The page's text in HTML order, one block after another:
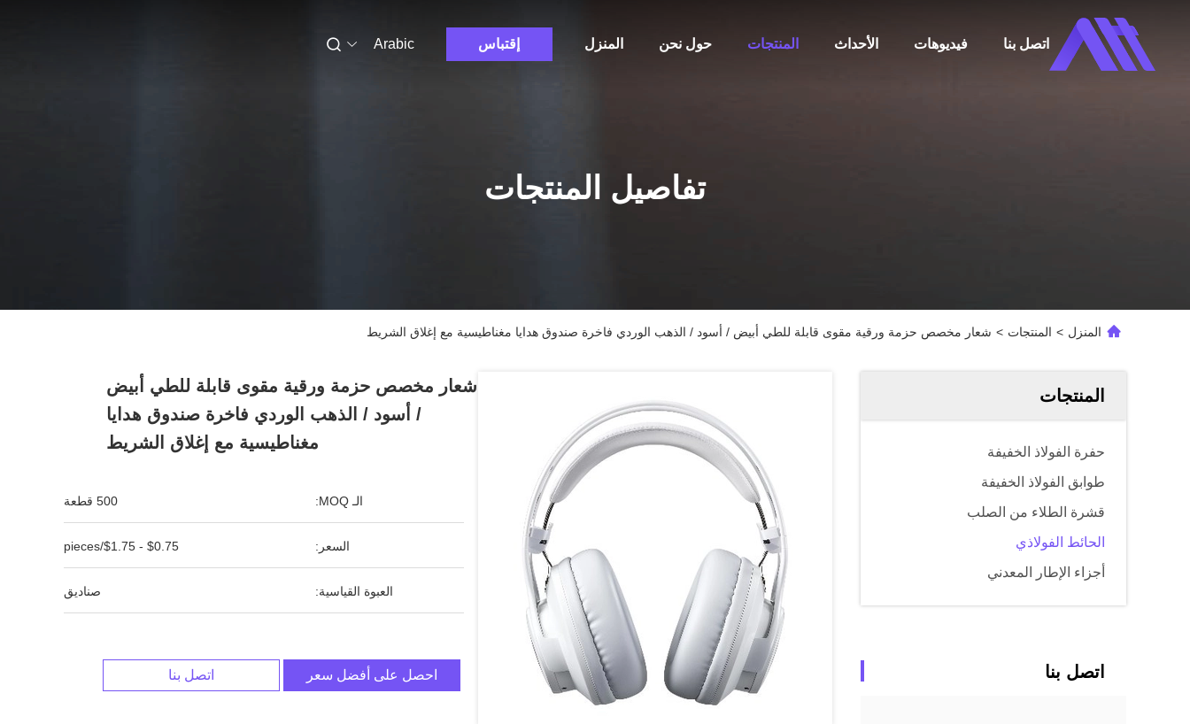
المنزل حول نحن المنتجات الأحداث فيديوهات اتصل بنا إقتباس Arabic
تفاصيل المنتجات
المنزل > المنتجات > شعار مخصص حزمة ورقية مقوى قابلة للطي أبيض / أسود / الذهب الوردي فاخرة صندوق هدايا مغناطيسية مع إغلاق الشريط
المنتجات
حفرة الفولاذ الخفيفة
طوابق الفولاذ الخفيفة
قشرة الطلاء من الصلب
الحائط الفولاذي
أجزاء الإطار المعدني
اتصل بنا
شعار مخصص حزمة ورقية مقوى قابلة للطي أبيض
/ أسود / الذهب الوردي فاخرة صندوق هدايا
مغناطيسية مع إغلاق الشريط
الـ MOQ: 500 قطعة
السعر: $0.75 - $1.75/pieces
العبوة القياسية: صناديق
احصل على أفضل سعر اتصل بنا